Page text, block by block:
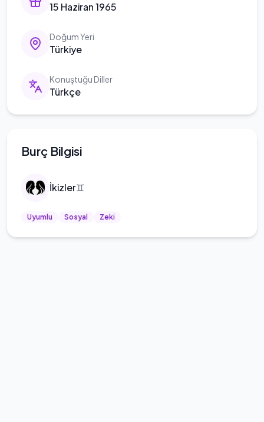
15 Haziran 1965
Doğum Yeri
Türkiye
Konuştuğu Diller
Türkçe
Burç Bilgisi
İkizler♊
Uyumlu Sosyal Zeki